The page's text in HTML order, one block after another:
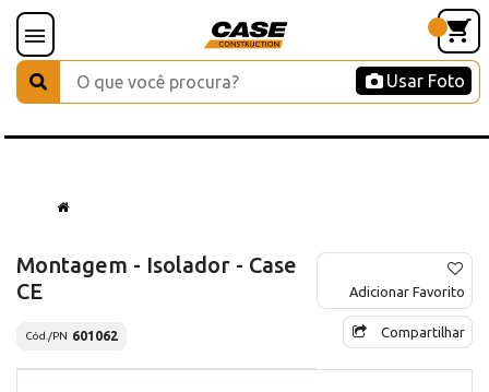
Usar Foto
Montagem - Isolador - Case
CE
Cód./PN 601062
Adicionar Favorito
Compartilhar